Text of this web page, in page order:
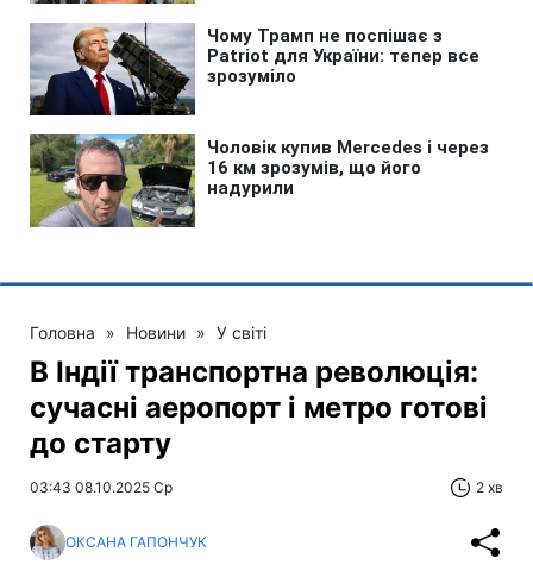
Головна » Новини » У світі
В Індії транспортна революція:
сучасні аеропорт і метро готові
до старту
03:43 08.10.2025 Ср 2 хв
ОКСАНА ГАПОНЧУК